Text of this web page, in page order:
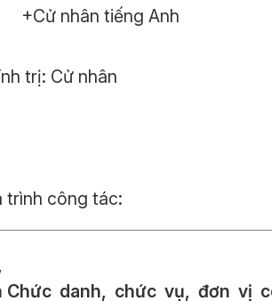
tiếng Anh
trị: Cử nhân
trình công tác:
Chức danh, chức vụ, đơn vị